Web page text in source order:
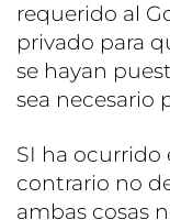
requerido al
privado para
se hayan
sea necesario
SI ha ocurrido
contrario no
ambas cosas